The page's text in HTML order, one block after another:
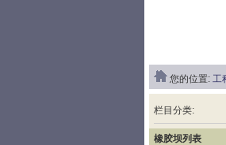
您的位置: 工
栏目分类:
橡胶坝列表